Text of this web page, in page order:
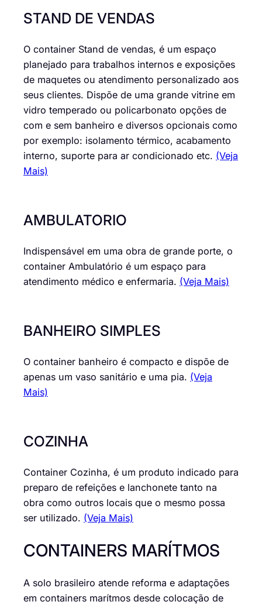
STAND DE VENDAS
O container Stand de vendas, é um espaço
planejado para trabalhos internos e exposições
de maquetes ou atendimento personalizado aos
seus clientes. Dispõe de uma grande vitrine em
vidro temperado ou policarbonato opções de
com e sem banheiro e diversos opcionais como
por exemplo: isolamento térmico, acabamento
interno, suporte para ar condicionado etc. (Veja
Mais)
AMBULATORIO
Indispensável em uma obra de grande porte, o
container Ambulatório é um espaço para
atendimento médico e enfermaria. (Veja Mais)
BANHEIRO SIMPLES
O container banheiro é compacto e dispõe de
apenas um vaso sanitário e uma pia. (Veja
Mais)
COZINHA
Container Cozinha, é um produto indicado para
preparo de refeições e lanchonete tanto na
obra como outros locais que o mesmo possa
ser utilizado. (Veja Mais)
CONTAINERS MARÍTMOS
A solo brasileiro atende reforma e adaptações
em containers marítmos desde colocação de